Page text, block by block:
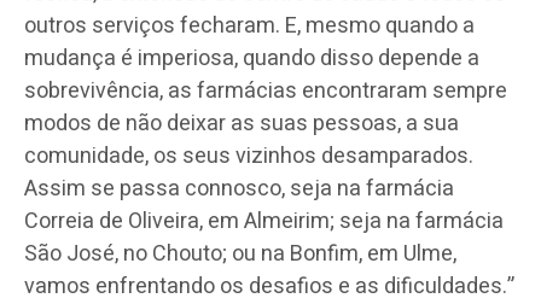
outros serviços fecharam. E, mesmo quando a
mudança é imperiosa, quando disso depende a
sobrevivência, as farmácias encontraram sempre
modos de não deixar as suas pessoas, a sua
comunidade, os seus vizinhos desamparados.
Assim se passa connosco, seja na farmácia
Correia de Oliveira, em Almeirim; seja na farmácia
São José, no Chouto; ou na Bonfim, em Ulme,
vamos enfrentando os desafios e as dificuldades.”